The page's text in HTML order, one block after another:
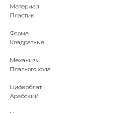
Материал
Пластик
Форма
Квадратные
Механизм
Плавного хода
Циферблат
Арабский